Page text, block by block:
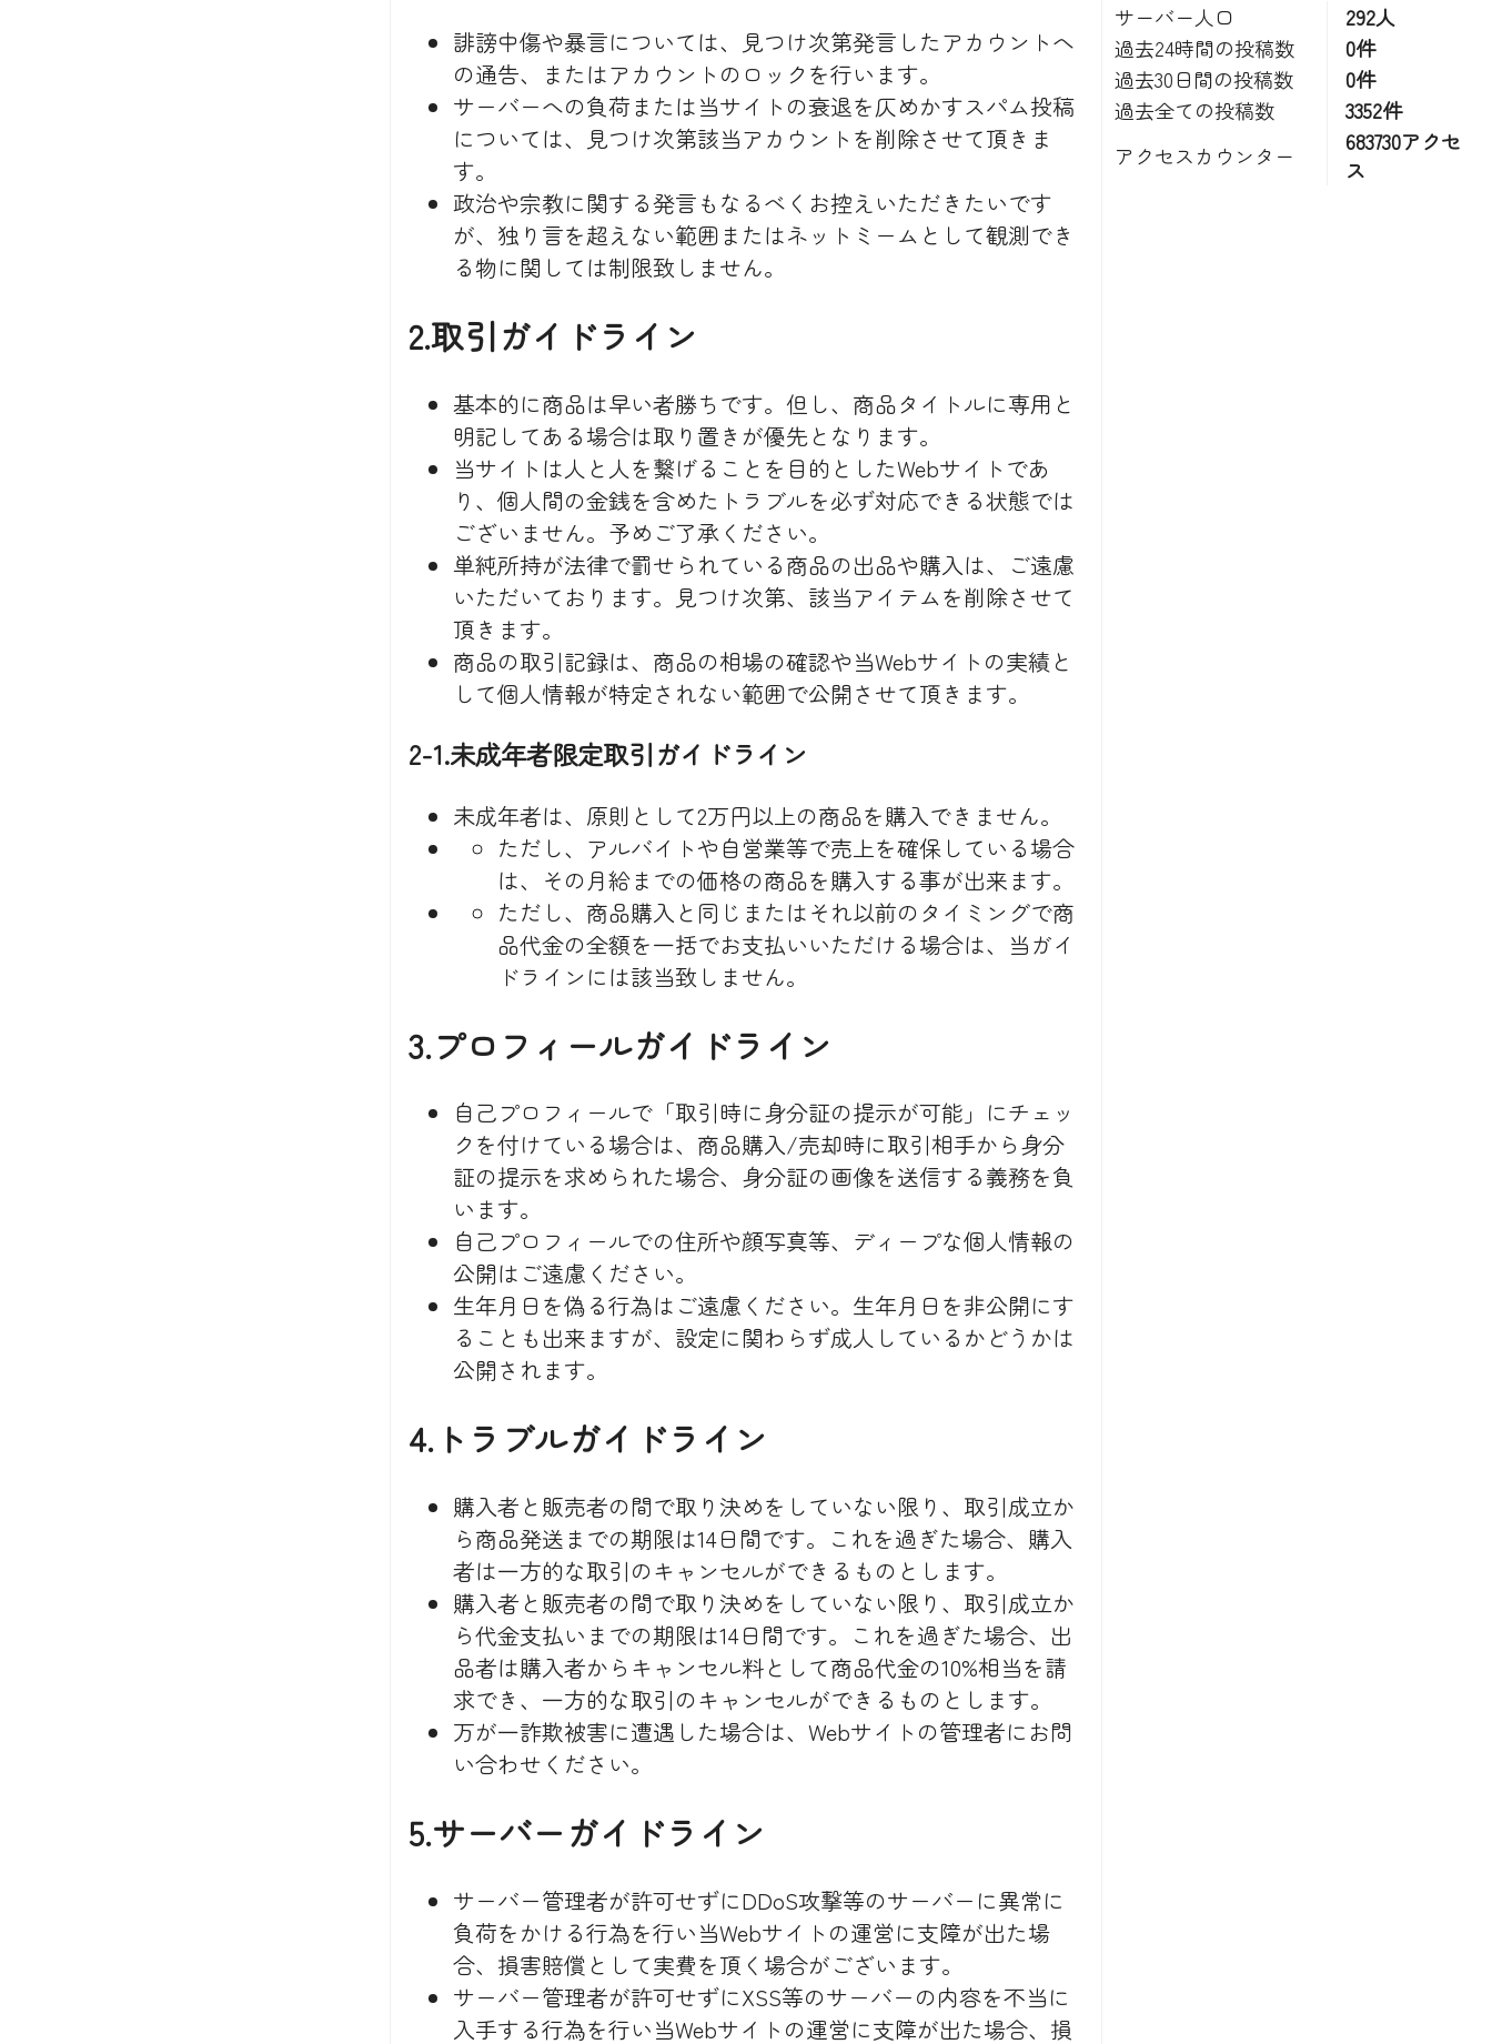
誹謗中傷や暴言については、見つけ次第発言したアカウントへ
の通告、またはアカウントのロックを行います。
サーバーへの負荷または当サイトの衰退を仄めかすスパム投稿
については、見つけ次第該当アカウントを削除させて頂きま
す。
政治や宗教に関する発言もなるべくお控えいただきたいです
が、独り言を超えない範囲またはネットミームとして観測でき
る物に関しては制限致しません。
2.取引ガイドライン
基本的に商品は早い者勝ちです。但し、商品タイトルに専用と
明記してある場合は取り置きが優先となります。
当サイトは人と人を繋げることを目的としたWebサイトであ
り、個人間の金銭を含めたトラブルを必ず対応できる状態では
ございません。予めご了承ください。
単純所持が法律で罰せられている商品の出品や購入は、ご遠慮
いただいております。見つけ次第、該当アイテムを削除させて
頂きます。
商品の取引記録は、商品の相場の確認や当Webサイトの実績と
して個人情報が特定されない範囲で公開させて頂きます。
2-1.未成年者限定取引ガイドライン
未成年者は、原則として2万円以上の商品を購入できません。
ただし、アルバイトや自営業等で売上を確保している場合
は、その月給までの価格の商品を購入する事が出来ます。
ただし、商品購入と同じまたはそれ以前のタイミングで商
品代金の全額を一括でお支払いいただける場合は、当ガイ
ドラインには該当致しません。
3.プロフィールガイドライン
自己プロフィールで「取引時に身分証の提示が可能」にチェッ
クを付けている場合は、商品購入/売却時に取引相手から身分
証の提示を求められた場合、身分証の画像を送信する義務を負
います。
自己プロフィールでの住所や顔写真等、ディープな個人情報の
公開はご遠慮ください。
生年月日を偽る行為はご遠慮ください。生年月日を非公開にす
ることも出来ますが、設定に関わらず成人しているかどうかは
公開されます。
4.トラブルガイドライン
購入者と販売者の間で取り決めをしていない限り、取引成立か
ら商品発送までの期限は14日間です。これを過ぎた場合、購入
者は一方的な取引のキャンセルができるものとします。
購入者と販売者の間で取り決めをしていない限り、取引成立か
ら代金支払いまでの期限は14日間です。これを過ぎた場合、出
品者は購入者からキャンセル料として商品代金の10%相当を請
求でき、一方的な取引のキャンセルができるものとします。
万が一詐欺被害に遭遇した場合は、Webサイトの管理者にお問
い合わせください。
5.サーバーガイドライン
サーバー管理者が許可せずにDDoS攻撃等のサーバーに異常に
負荷をかける行為を行い当Webサイトの運営に支障が出た場
合、損害賠償として実費を頂く場合がございます。
サーバー管理者が許可せずにXSS等のサーバーの内容を不当に
入手する行為を行い当Webサイトの運営に支障が出た場合、損
サーバー人口
292人
過去24時間の投稿数
0件
過去30日間の投稿数
0件
過去全ての投稿数
3352件
アクセスカウンター
683730アクセ
ス